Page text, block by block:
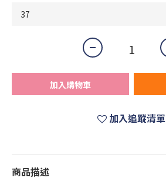
加入購物車
加入追蹤清單
商品描述